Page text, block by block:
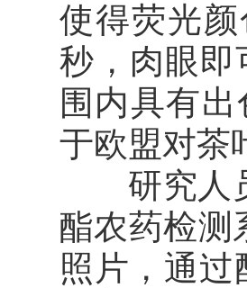
使得荧光
秒，肉眼即
围内具有
于欧盟对茶
研究人员
酯农药检测
照片，通过